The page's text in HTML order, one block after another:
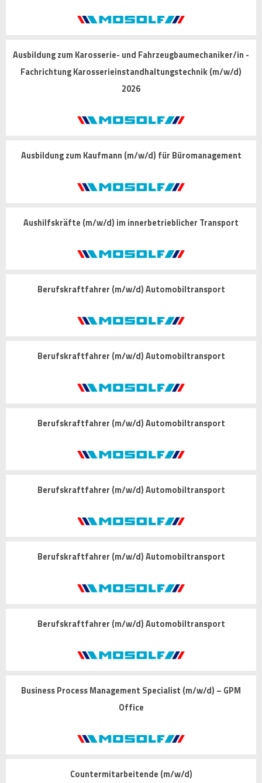
Ausbildung zum Karosserie- und Fahrzeugbaumechaniker/in -
Fachrichtung Karosserieinstandhaltungstechnik (m/w/d)
2026
Ausbildung zum Kaufmann (m/w/d) für Büromanagement
Aushilfskräfte (m/w/d) im innerbetrieblicher Transport
Berufskraftfahrer (m/w/d) Automobiltransport
Berufskraftfahrer (m/w/d) Automobiltransport
Berufskraftfahrer (m/w/d) Automobiltransport
Berufskraftfahrer (m/w/d) Automobiltransport
Berufskraftfahrer (m/w/d) Automobiltransport
Berufskraftfahrer (m/w/d) Automobiltransport
Business Process Management Specialist (m/w/d) – GPM
Office
Countermitarbeitende (m/w/d)